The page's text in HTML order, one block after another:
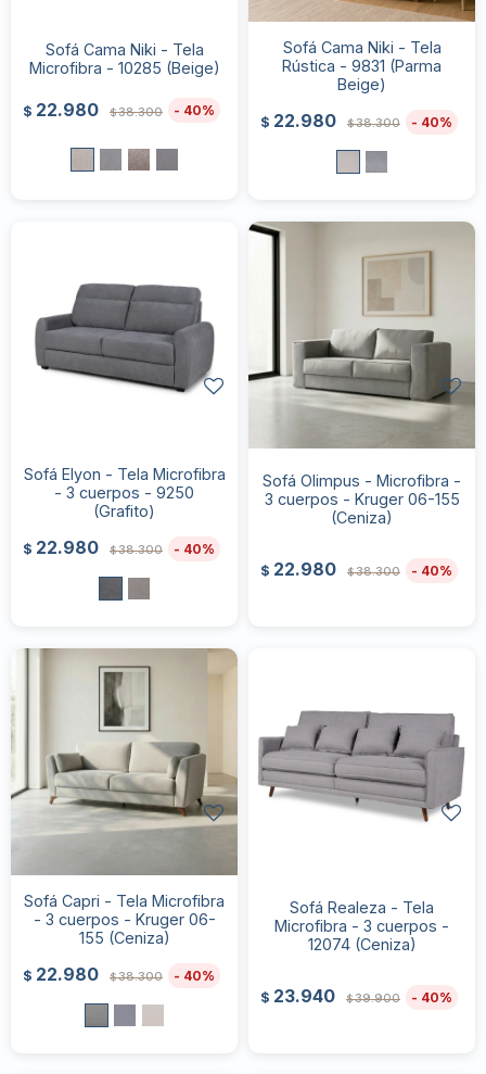
Sofá Cama Niki - Tela
Microfibra - 10285 (Beige)
$ 22.980 $38.300 40
Sofá Cama Niki - Tela
Rústica - 9831 (Parma
Beige)
$ 22.980 $38.300 40
Sofá Elyon - Tela Microfibra
- 3 cuerpos - 9250
(Grafito)
$ 22.980 $38.300 40
Sofá Olimpus - Microfibra -
3 cuerpos - Kruger 06-155
(Ceniza)
$ 22.980 $38.300 40
Sofá Capri - Tela Microfibra
- 3 cuerpos - Kruger 06-
155 (Ceniza)
$ 22.980 $38.300 40
Sofá Realeza - Tela
Microfibra - 3 cuerpos -
12074 (Ceniza)
$ 23.940 $39.900 40